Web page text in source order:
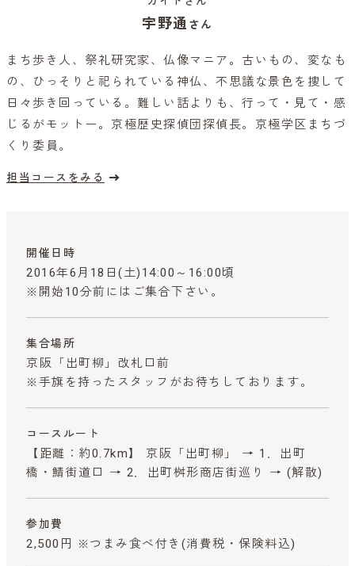
宇野通 さん
まち歩き人、祭礼研究家、仏像マニア。古いもの、変なも
の、ひっそりと祀られている神仏、不思議な景色を捜して
日々歩き回っている。難しい話よりも、行って・見て・感
じるがモットー。京極歴史探偵団探偵長。京極学区まちづ
くり委員。
担当コースをみる
開催日時
2016年6月18日(土)14:00～16:00頃
※開始10分前にはご集合下さい。
集合場所
京阪「出町柳」改札口前
※手旗を持ったスタッフがお待ちしております。
コースルート
【距離：約0.7km】 京阪「出町柳」 → 1．出町
橋・鯖街道口 → 2．出町桝形商店街巡り → (解散)
参加費
2,500円 ※つまみ食べ付き (消費税・保険料込)